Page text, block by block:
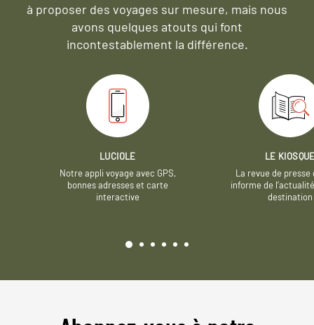
à proposer des voyages sur mesure, mais nous
avons quelques atouts qui font
incontestablement la différence.
LUCIOLE
Notre appli voyage avec GPS,
bonnes adresses et carte
interactive
LE
La revue de presse
informe de
destination